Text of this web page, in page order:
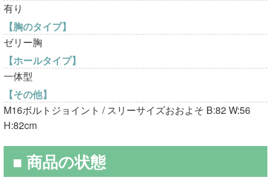
有り
【胸のタイプ】
ゼリー胸
【ホールタイプ】
一体型
【その他】
M16ボルトジョイント / スリーサイズおおよそ B:82 W:56
H:82cm
■ 商品の状態